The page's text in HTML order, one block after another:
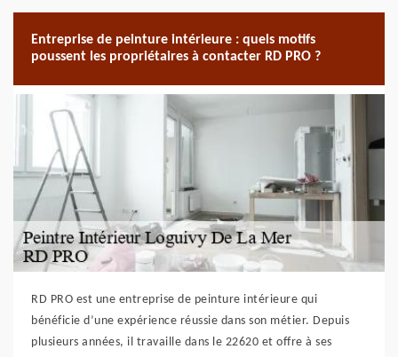
Entreprise de peinture intérieure : quels motifs
poussent les propriétaires à contacter RD PRO ?
RD PRO est une entreprise de peinture intérieure qui
bénéficie d’une expérience réussie dans son métier. Depuis
plusieurs années, il travaille dans le 22620 et offre à ses